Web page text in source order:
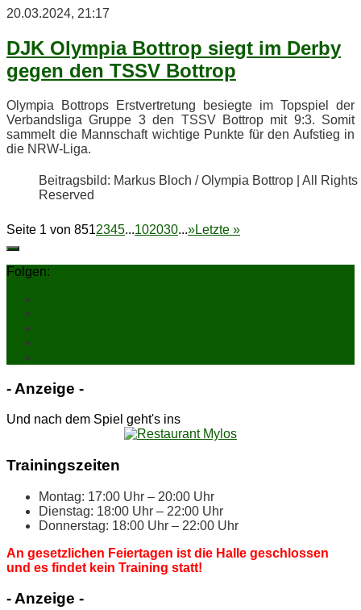
20.03.2024, 21:17
DJK Olym­pia Bot­trop siegt im Der­by
ge­gen den TSSV Bottrop
Olym­pia Bot­trops Erst­ver­tre­tung be­sieg­te im Top­spiel der
Ver­bands­li­ga Grup­pe 3 den TSSV Bot­trop mit 9:3. So­mit
sam­melt die Mann­schaft wich­ti­ge Punk­te für den Auf­stieg in
die NRW-Liga.
Bei­trags­bild: Mar­kus Bloch / Olym­pia Bot­trop | All Rights
Reserved
Seite 1 von 8512345...102030...»Letzte »
Folgen:
- An­zei­ge -
Und nach dem Spiel geht's ins
Trai­nings­zei­ten
Mon­tag: 17:00 Uhr – 20:00 Uhr
Diens­tag: 18:00 Uhr – 22:00 Uhr
Don­ners­tag: 18:00 Uhr – 22:00 Uhr
An ge­setz­li­chen Fei­er­ta­gen ist die Hal­le ge­schlos­sen
und es fin­det kein Trai­ning statt!
- An­zei­ge -